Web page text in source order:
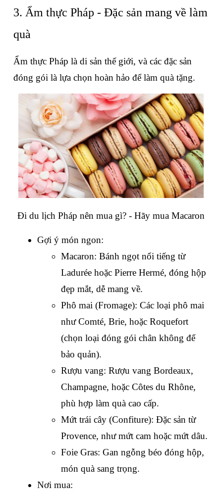
3. Ẩm thực Pháp - Đặc sản mang về làm
quà
Ẩm thực Pháp là di sản thế giới, và các đặc sản
đóng gói là lựa chọn hoàn hảo để làm quà tặng.
Đi du lịch Pháp nên mua gì? - Hãy mua Macaron
Gợi ý món ngon:
Macaron: Bánh ngọt nổi tiếng từ
Ladurée hoặc Pierre Hermé, đóng hộp
đẹp mắt, dễ mang về.
Phô mai (Fromage): Các loại phô mai
như Comté, Brie, hoặc Roquefort
(chọn loại đóng gói chân không để
bảo quản).
Rượu vang: Rượu vang Bordeaux,
Champagne, hoặc Côtes du Rhône,
phù hợp làm quà cao cấp.
Mứt trái cây (Confiture): Đặc sản từ
Provence, như mứt cam hoặc mứt dâu.
Foie Gras: Gan ngỗng béo đóng hộp,
món quà sang trọng.
Nơi mua: